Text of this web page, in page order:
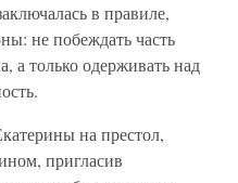
в правиле,
не побеждать часть
а только одерживать над
на престол,
пригласив